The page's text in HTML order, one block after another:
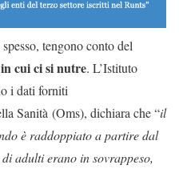
tengono conto del
cui ci si nutre. L’Istituto
i dati forniti
Sanità (Oms), dichiara che “il
è raddoppiato a partire dal
adulti erano in sovrappeso,